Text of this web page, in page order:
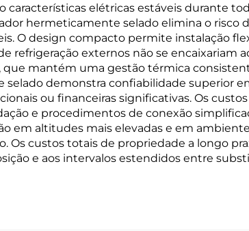
elétricas estáveis durante
hermeticamente selado elimina o risco
O design compacto permite instalação
refrigeração externos não se
mantém uma gestão térmica
demonstra confiabilidade superior
ou financeiras significativas. Os
e procedimentos de conexão
em altitudes mais elevadas e em
custos totais de propriedade a longo
e aos intervalos estendidos entre